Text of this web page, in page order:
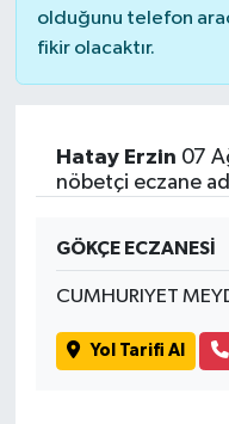
olduğunu telefon
fikir olacaktır.
Hatay Erzin 07
nöbetçi eczane
GÖKÇE ECZANESİ
CUMHURIYET
Yol Tarifi Al